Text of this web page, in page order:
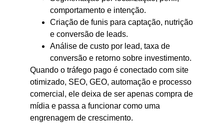
comportamento e intenção.
Criação de funis para captação, nutrição
e conversão de leads.
Análise de custo por lead, taxa de
conversão e retorno sobre investimento.
Quando o tráfego pago é conectado com site
otimizado, SEO, GEO, automação e processo
comercial, ele deixa de ser apenas compra de
mídia e passa a funcionar como uma
engrenagem de crescimento.